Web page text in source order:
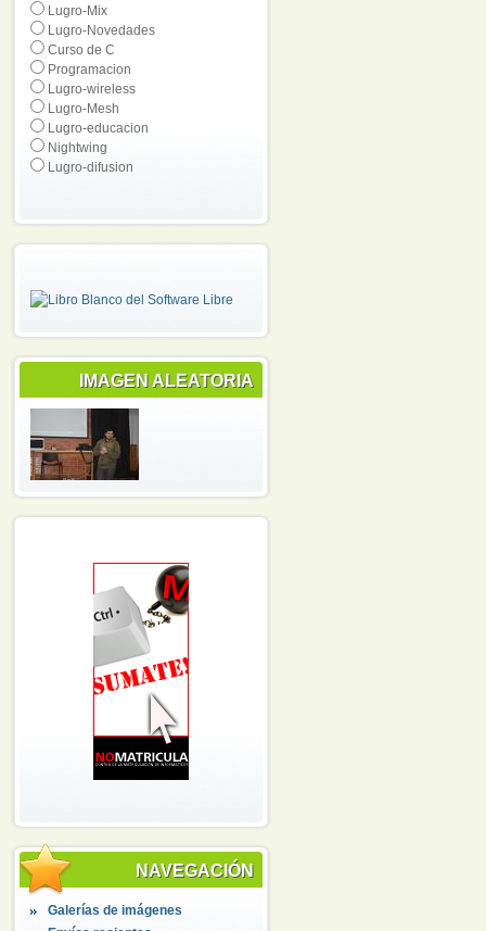
Lugro-Mix
Lugro-Novedades
Curso de C
Programacion
Lugro-wireless
Lugro-Mesh
Lugro-educacion
Nightwing
Lugro-difusion
IMAGEN ALEATORIA
NAVEGACIÓN
Galerías de imágenes